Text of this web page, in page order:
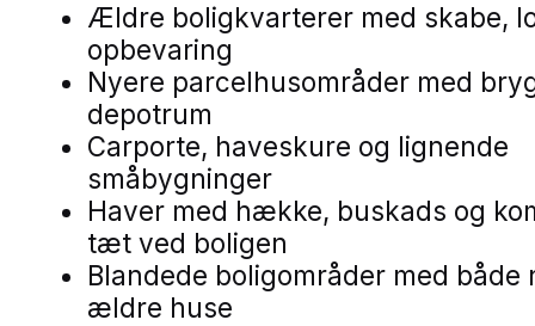
Ældre boligkvarterer med skabe,
opbevaring
Nyere parcelhusområder med
depotrum
Carporte, haveskure og lignende
småbygninger
Haver med hække, buskads og
tæt ved boligen
Blandede boligområder med både
ældre huse